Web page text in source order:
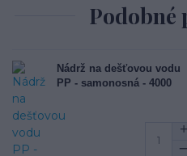
Nádrž na dešťovou vodu
PP - samonosná - 4000